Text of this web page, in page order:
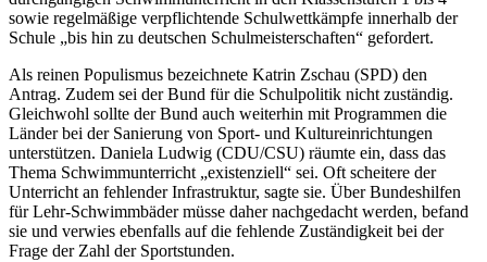
sowie regelmäßige verpflichtende Schulwettkämpfe innerhalb der
Schule „bis hin zu deutschen Schulmeisterschaften“ gefordert.
Als reinen Populismus bezeichnete Katrin Zschau (SPD) den
Antrag. Zudem sei der Bund für die Schulpolitik nicht zuständig.
Gleichwohl sollte der Bund auch weiterhin mit Programmen die
Länder bei der Sanierung von Sport- und Kultureinrichtungen
unterstützen. Daniela Ludwig (CDU/CSU) räumte ein, dass das
Thema Schwimmunterricht „existenziell“ sei. Oft scheitere der
Unterricht an fehlender Infrastruktur, sagte sie. Über Bundeshilfen
für Lehr-Schwimmbäder müsse daher nachgedacht werden, befand
sie und verwies ebenfalls auf die fehlende Zuständigkeit bei der
Frage der Zahl der Sportstunden.